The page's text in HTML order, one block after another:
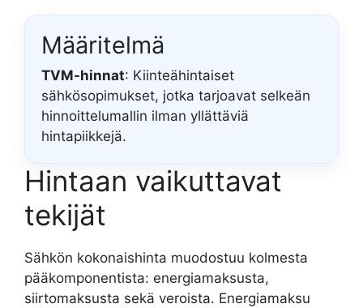
Määritelmä
TVM-hinnat: Kiinteähintaiset
sähkösopimukset, jotka tarjoavat selkeän
hinnoittelumallin ilman yllättäviä
hintapiikkejä.
Hintaan vaikuttavat
tekijät
Sähkön kokonaishinta muodostuu kolmesta
pääkomponentista: energiamaksusta,
siirtomaksusta sekä veroista. Energiamaksu